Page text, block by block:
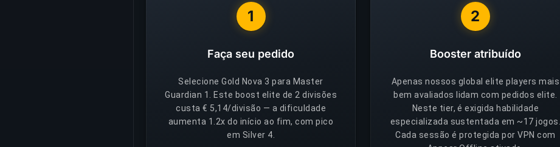
1
Faça seu pedido
Selecione Gold Nova 3 para Master
Guardian 1. Este boost elite de 2 divisões
custa € 5,14/divisão — a dificuldade
aumenta 1.2x do início ao fim, com pico
em Silver 4.
2
Booster atribuído
Apenas nossos global elite players mais
bem avaliados lidam com pedidos elite.
Neste tier, é exigida habilidade
especializada sustentada em ~17 jogos.
Cada sessão é protegida por VPN com